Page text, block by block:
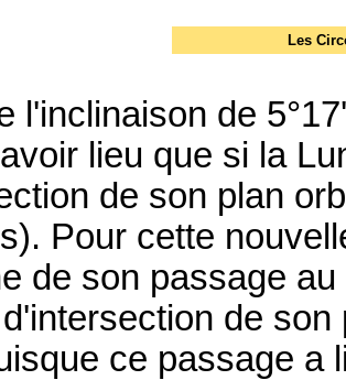
Les
l'inclinaison de
lieu que si la
de son plan
Pour cette
de son passage
de
ce passage a